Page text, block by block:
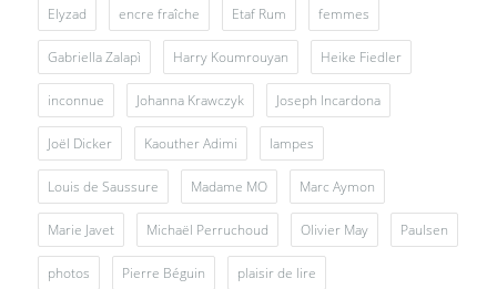
Elyzad encre fraîche Etaf Rum femmes
Gabriella Zalapì Harry Koumrouyan Heike Fiedler
inconnue Johanna Krawczyk Joseph Incardona
Joël Dicker Kaouther Adimi lampes
Louis de Saussure Madame MO Marc Aymon
Marie Javet Michaël Perruchoud Olivier May Paulsen
photos Pierre Béguin plaisir de lire